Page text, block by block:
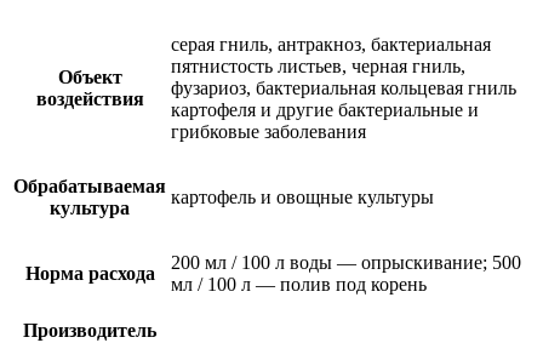
Объект
воздействия
серая гниль, антракноз, бактериальная
пятнистость листьев, черная гниль,
фузариоз, бактериальная кольцевая гниль
картофеля и другие бактериальные и
грибковые заболевания
Обрабатываемая
культура
картофель и овощные культуры
Норма расхода
200 мл / 100 л воды — опрыскивание; 500
мл / 100 л — полив под корень
Производитель